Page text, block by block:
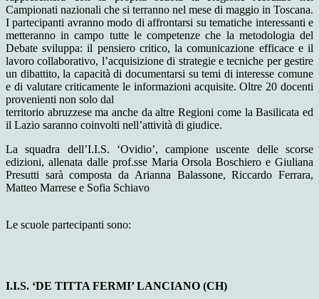
Campionati nazionali che si terranno nel mese di maggio in Toscana.
I partecipanti avranno modo di affrontarsi su tematiche interessanti e
metteranno in campo tutte le competenze che la metodologia del
Debate sviluppa: il pensiero critico, la comunicazione efficace e il
lavoro collaborativo, l’acquisizione di strategie e tecniche per gestire
un dibattito, la capacità di documentarsi su temi di interesse comune
e di valutare criticamente le informazioni acquisite. Oltre 20 docenti
provenienti non solo dal
territorio abruzzese ma anche da altre Regioni come la Basilicata ed
il Lazio saranno coinvolti nell’attività di giudice.
La squadra dell’I.I.S. ‘Ovidio’, campione uscente delle scorse
edizioni, allenata dalle prof.sse Maria Orsola Boschiero e Giuliana
Presutti sarà composta da Arianna Balassone, Riccardo Ferrara,
Matteo Marrese e Sofia Schiavo
Le scuole partecipanti sono:
I.I.S. ‘DE TITTA FERMI’ LANCIANO (CH)